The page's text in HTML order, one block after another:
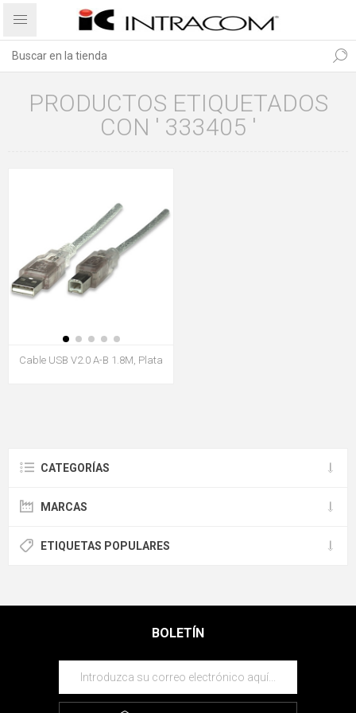
PRODUCTOS ETIQUETADOS
CON ' 333405 '
Cable USB V2.0 A-B 1.8M, Plata
CATEGORÍAS
MARCAS
ETIQUETAS POPULARES
BOLETÍN